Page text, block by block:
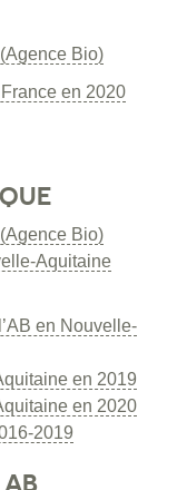
Bio)
en 2020
Bio)
Aquitaine
en Nouvelle-
en 2019
en 2020
2019
AB